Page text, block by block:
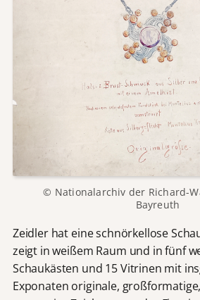
© Nationalarchiv der Richard-
Bayreuth
Zeidler hat eine schnörkellose
zeigt in weißem Raum und in fünf
Schaukästen und 15 Vitrinen mit
Exponaten originale,